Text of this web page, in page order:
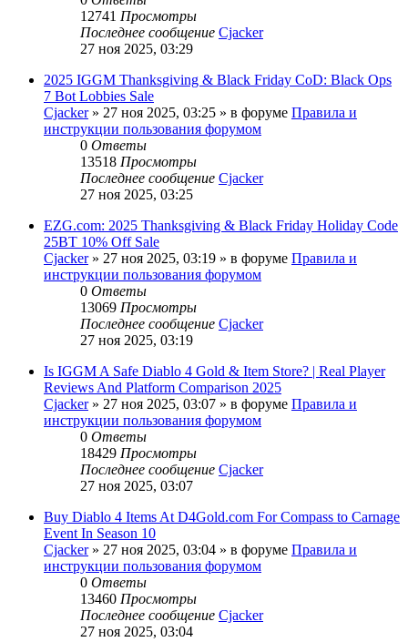
12741 Просмотры
Последнее сообщение Cjacker
27 ноя 2025, 03:29
2025 IGGM Thanksgiving & Black Friday CoD: Black Ops
7 Bot Lobbies Sale
Cjacker» 27 ноя 2025, 03:25 » в форуме Правила и
инструкции пользования форумом
0 Ответы
13518 Просмотры
Последнее сообщение Cjacker
27 ноя 2025, 03:25
EZG.com: 2025 Thanksgiving & Black Friday Holiday Code
25BT 10% Off Sale
Cjacker» 27 ноя 2025, 03:19 » в форуме Правила и
инструкции пользования форумом
0 Ответы
13069 Просмотры
Последнее сообщение Cjacker
27 ноя 2025, 03:19
Is IGGM A Safe Diablo 4 Gold & Item Store? | Real Player
Reviews And Platform Comparison 2025
Cjacker» 27 ноя 2025, 03:07 » в форуме Правила и
инструкции пользования форумом
0 Ответы
18429 Просмотры
Последнее сообщение Cjacker
27 ноя 2025, 03:07
Buy Diablo 4 Items At D4Gold.com For Compass to Carnage
Event In Season 10
Cjacker» 27 ноя 2025, 03:04 » в форуме Правила и
инструкции пользования форумом
0 Ответы
13460 Просмотры
Последнее сообщение Cjacker
27 ноя 2025, 03:04